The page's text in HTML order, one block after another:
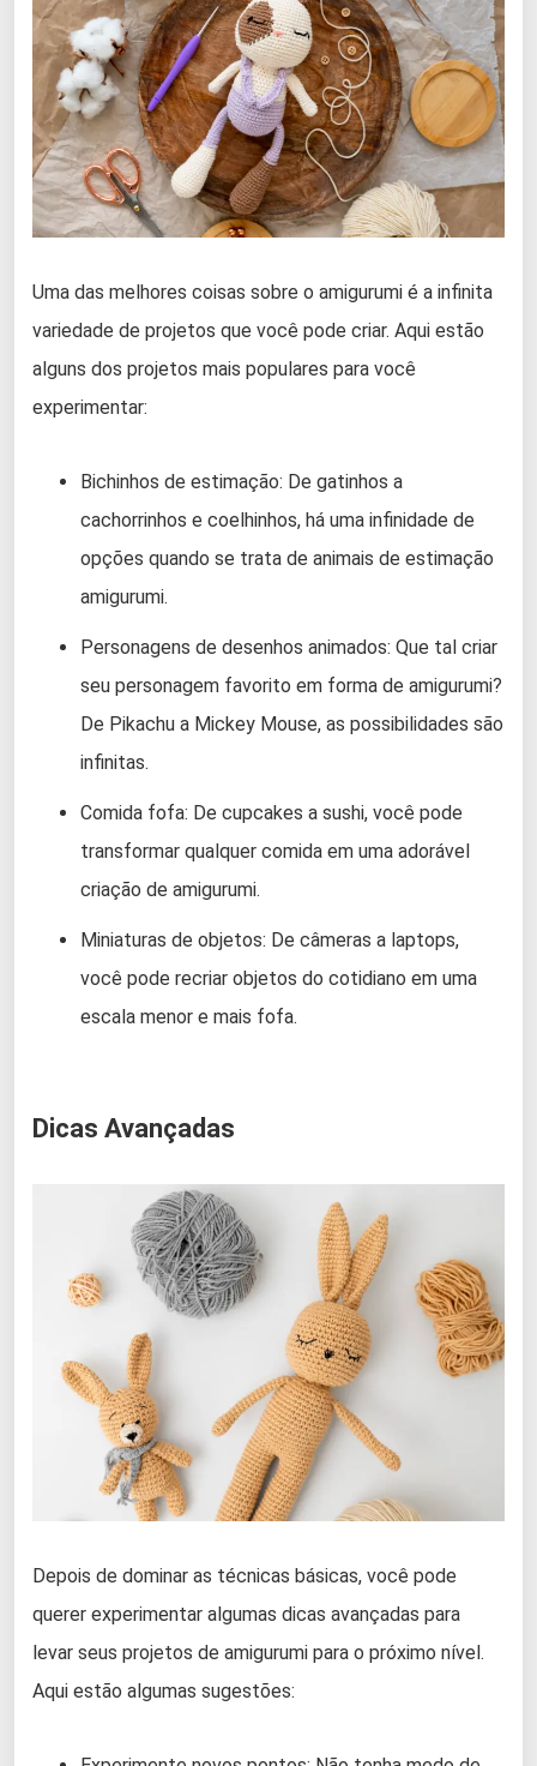
Uma das melhores coisas sobre o amigurumi é a infinita
variedade de projetos que você pode criar. Aqui estão
alguns dos projetos mais populares para você
experimentar:
Bichinhos de estimação: De gatinhos a
cachorrinhos e coelhinhos, há uma infinidade de
opções quando se trata de animais de estimação
amigurumi.
Personagens de desenhos animados: Que tal criar
seu personagem favorito em forma de amigurumi?
De Pikachu a Mickey Mouse, as possibilidades são
infinitas.
Comida fofa: De cupcakes a sushi, você pode
transformar qualquer comida em uma adorável
criação de amigurumi.
Miniaturas de objetos: De câmeras a laptops,
você pode recriar objetos do cotidiano em uma
escala menor e mais fofa.
Dicas Avançadas
Depois de dominar as técnicas básicas, você pode
querer experimentar algumas dicas avançadas para
levar seus projetos de amigurumi para o próximo nível.
Aqui estão algumas sugestões: